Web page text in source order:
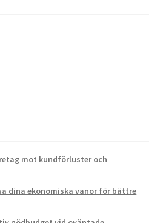
mot kundförluster och
dina ekonomiska vanor för bättre